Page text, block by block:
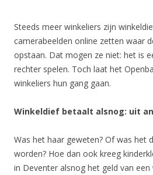
Steeds meer winkeliers zijn
camerabeelden online zetten waar
opstaan. Dat mogen ze niet: het is
rechter spelen. Toch laat het
winkeliers hun gang gaan.
Winkeldief betaalt alsnog: uit
Was het haar geweten? Of was het
worden? Hoe dan ook kreeg
in Deventer alsnog het geld van een